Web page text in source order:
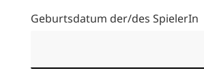
Geburtsdatum der/des SpielerIn